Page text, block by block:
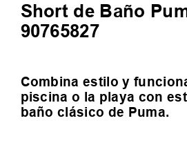
Short de Baño
90765827
Combina estilo y
piscina o la playa con
baño clásico de Puma.